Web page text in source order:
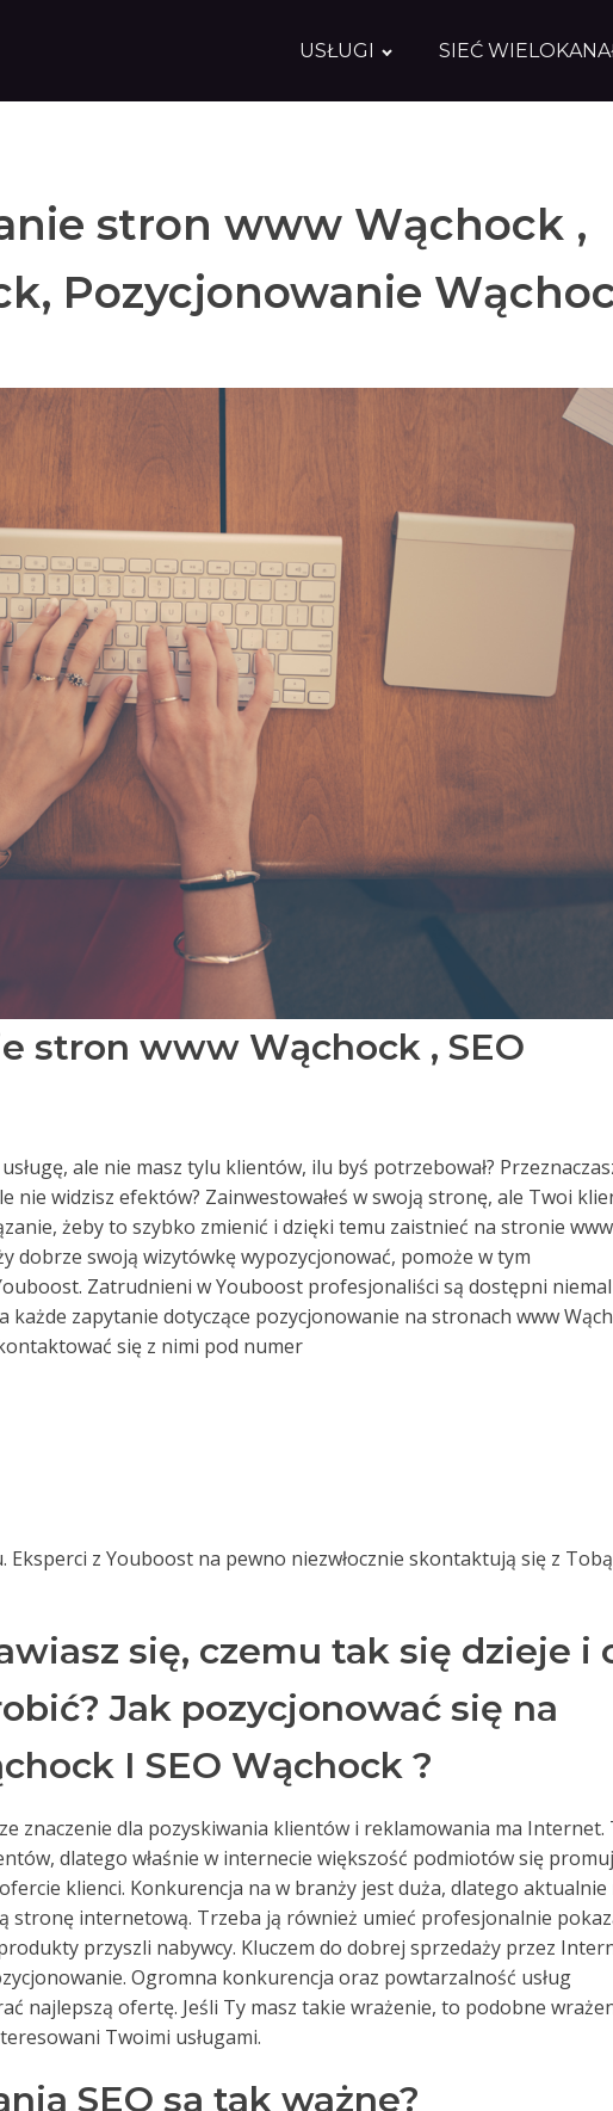
USŁUGI SIEĆ
stron www Wąchock ,
Pozycjonowanie
stron www Wąchock , SEO
ale nie masz tylu klientów, ilu byś potrzebował?
nie widzisz efektów? Zainwestowałeś w swoją stronę, ale Twoi
żeby to szybko zmienić i dzięki temu zaistnieć na stronie www
dobrze swoją wizytówkę wypozycjonować, pomoże w tym
Zatrudnieni w Youboost profesjonaliści są dostępni niemal
każde zapytanie dotyczące pozycjonowanie na stronach www
się z nimi pod numer
z Youboost na pewno niezwłocznie skontaktują się z
się, czemu tak się dzieje i
Jak pozycjonować się na
I SEO Wąchock ?
znaczenie dla pozyskiwania klientów i reklamowania ma Internet.
dlatego właśnie w internecie większość podmiotów się
klienci. Konkurencja na w branży jest duża, dlatego aktualnie
stronę internetową. Trzeba ją również umieć profesjonalnie
przyszli nabywcy. Kluczem do dobrej sprzedaży przez
Ogromna konkurencja oraz powtarzalność usług
najlepszą ofertę. Jeśli Ty masz takie wrażenie, to podobne
Twoimi usługami.
SEO są tak ważne?